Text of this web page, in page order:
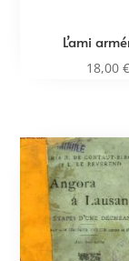
L’ami
18,00€